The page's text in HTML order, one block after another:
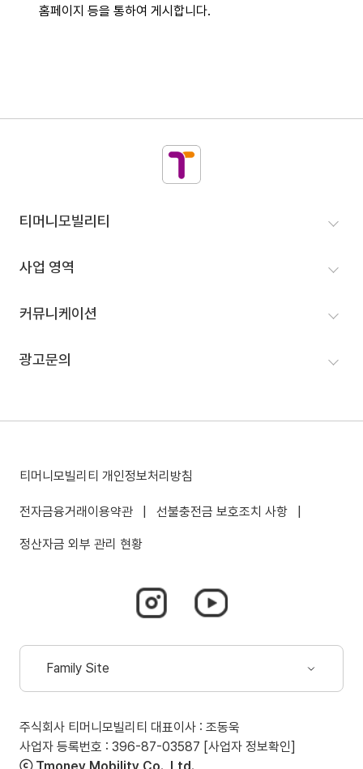
홈페이지 등을 통하여 게시합니다.
티머니모빌리티
티머니모빌리티
인사말
연혁
사업 영역
MaaS 사업
커뮤니케이션
뉴스룸
광고문의
티머니모빌리티 개인정보처리방침
전자금융거래이용약관 선불충전금 보호조치 사항
정산자금 외부 관리 현황
인스타그램
바로가기
유튜브
바로가기
Family Site
드롭다운
열림
주식회사 티머니모빌리티 대표이사 : 조동욱
사업자 등록번호 : 396-87-03587 (새
[사업자 정보확인]